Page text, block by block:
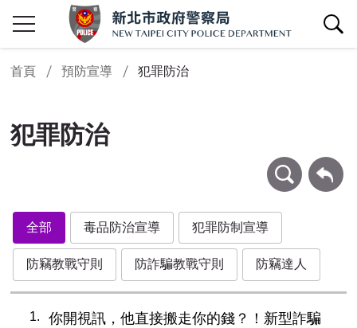
查詢區開關
首頁 預防宣導 犯罪防治
犯罪防治
條件查詢 回上一頁
全部 毒品防治宣導 犯罪防制宣導
防竊教戰守則 防詐騙教戰守則 防竊達人
1
你開視訊，他直接搬走你的錢？！新型詐騙